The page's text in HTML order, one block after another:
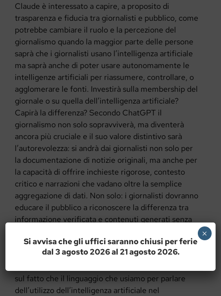
Claude è interessato a capire, a proposito di
trasparenza e fiducia tra giornalisti e pubblico, come
potrebbe cambiare il ruolo e la percezione del
giornalismo quando la maggior parte delle persone
saprà che i giornalisti usano l’intelligenza artificiale
ma saprà anche di poter usare autonomamente le
intelligenze artificiali per riassumere, controllare, o
agglomerare le fonti. Investirà sulla membership del
giornale o su quella dell’intelligenza artificiale?
Capirà la differenza? Secondo ChatGPT il
giornalismo non solo sopravviverà, ma diventerà
ancora più cruciale e il suo valore distintivo sarà
l’autorevolezza: si andrà dai giornalisti non solo per
la documentazione di notizie originali, ma anche per
la capacità di offrire inchieste rigorose, contesto
critico e narrazioni che vadano oltre la semplice
aggregazione di dati. Non solo: i giornalisti dovranno
educare il pubblico a riconoscere la differenza tra
informazione verificata e contenuti generati senza
Chi ha il controllo?
sul fatto che il linguaggio che usiamo per parlare
dell’utilizzo dell’intelligenza artificiale nel
Si avvisa che gli uffici saranno chiusi per ferie
dal 3 agosto 2026 al 21 agosto 2026.
×